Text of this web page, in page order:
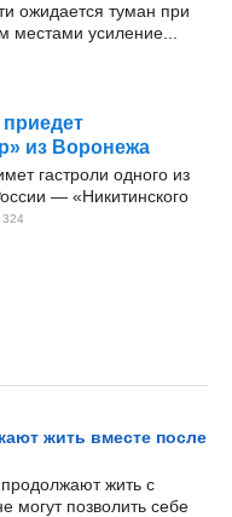
ожидается туман при
местами усиление...
из Воронежа
гастроли одного из
— «Никитинского
324
жить вместе после
жить с
могут позволить себе